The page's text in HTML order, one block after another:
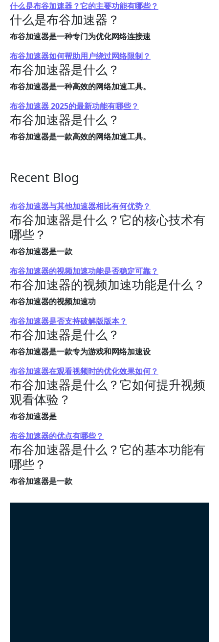
什么是布谷加速器？它的主要功能有哪些？
什么是布谷加速器？
布谷加速器是一种专门为优化网络连接速
布谷加速器如何帮助用户绕过网络限制？
布谷加速器是什么？
布谷加速器是一种高效的网络加速工具。
布谷加速器 2025的最新功能有哪些？
布谷加速器是什么？
布谷加速器是一款高效的网络加速工具。
Recent Blog
布谷加速器与其他加速器相比有何优势？
布谷加速器是什么？它的核心技术有
哪些？
布谷加速器是一款
布谷加速器的视频加速功能是否稳定可靠？
布谷加速器的视频加速功能是什么？
布谷加速器的视频加速功
布谷加速器是否支持破解版版本？
布谷加速器是什么？
布谷加速器是一款专为游戏和网络加速设
布谷加速器在观看视频时的优化效果如何？
布谷加速器是什么？它如何提升视频
观看体验？
布谷加速器是
布谷加速器的优点有哪些？
布谷加速器是什么？它的基本功能有
哪些？
布谷加速器是一款